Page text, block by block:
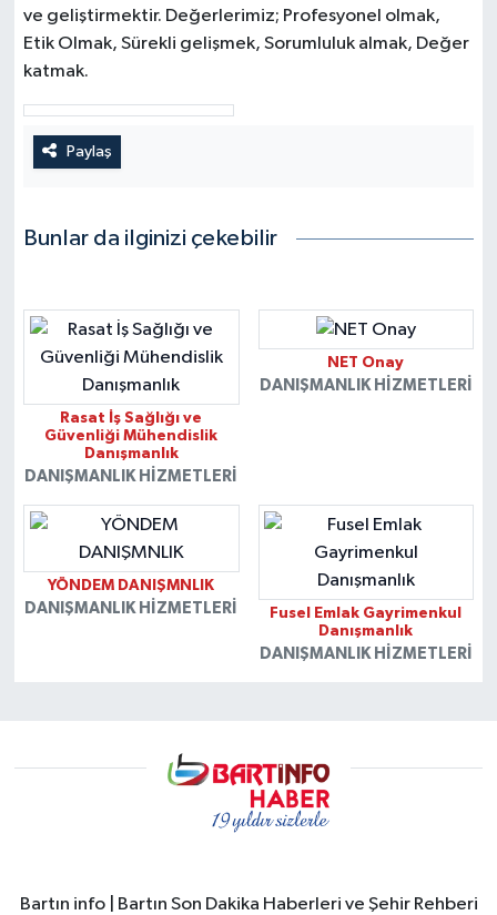
ve geliştirmektir. Değerlerimiz; Profesyonel olmak,
Etik Olmak, Sürekli gelişmek, Sorumluluk almak, Değer
katmak.
Paylaş
Bunlar da ilginizi çekebilir
Rasat İş Sağlığı ve
Güvenliği Mühendislik
Danışmanlık
DANIŞMANLIK HIZMETLERI
NET Onay
DANIŞMANLIK HIZMETLERI
YÖNDEM DANIŞMNLIK
DANIŞMANLIK HIZMETLERI
Fusel Emlak Gayrimenkul
Danışmanlık
DANIŞMANLIK HIZMETLERI
Bartın info | Bartın Son Dakika Haberleri ve Şehir Rehberi